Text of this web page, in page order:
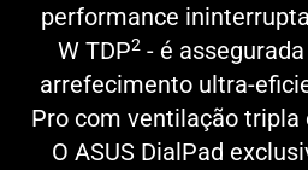
performance
W TDP2- é
arrefecimento ultra-
Pro com ventilação tripla
O ASUS DialPad